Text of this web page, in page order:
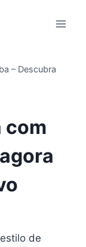
– Descubra
com
de